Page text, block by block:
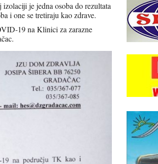
je jedna osoba do rezultata
i one se tretiraju kao zdrave.
19 na Klinici za zarazne